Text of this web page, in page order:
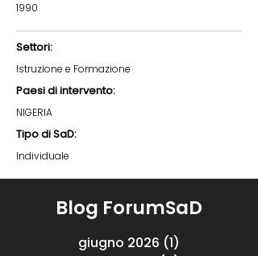
1990
Settori:
Istruzione e Formazione
Paesi di intervento:
NIGERIA
Tipo di SaD:
Individuale
Blog ForumSaD
giugno 2026 (1)